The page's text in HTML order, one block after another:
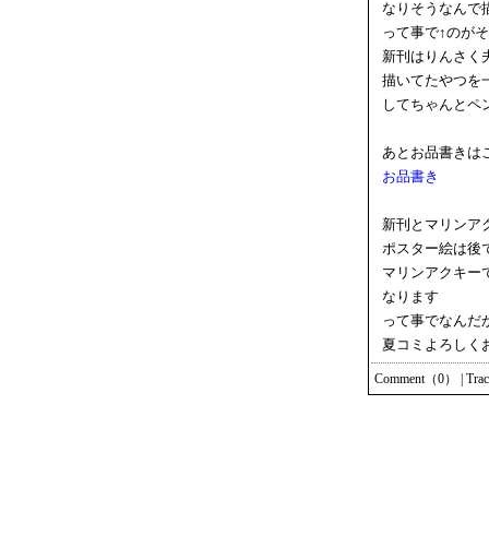
なりそうなんで
って事で↑のが
新刊はりんさく
描いてたやつを
してちゃんとペ
あとお品書きは
お品書き
新刊とマリンア
ポスター絵は後
マリンアクキー
なります
って事でなんだ
夏コミよろしく
Comment（0）